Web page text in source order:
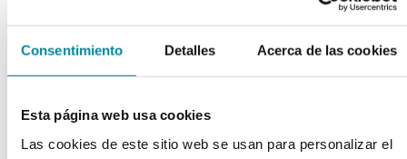
Consentimiento Detalles Acerca de las cookies
Esta página web usa cookies
Las cookies de este sitio web se usan para personalizar el
Actualmente se encuentra en:
arrow_back Ficha de producto